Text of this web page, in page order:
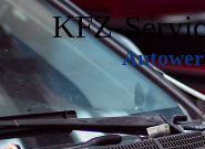
KFZ-